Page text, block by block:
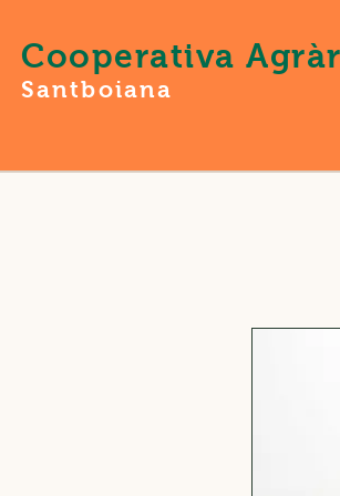
Cooperativa
Santboiana